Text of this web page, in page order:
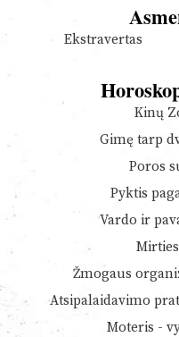
Ekstravertas
Kinų
Gimę tarp
Poros
Pyktis
Vardo ir
Žmogaus
Atsipalaidavimo
Moteris -